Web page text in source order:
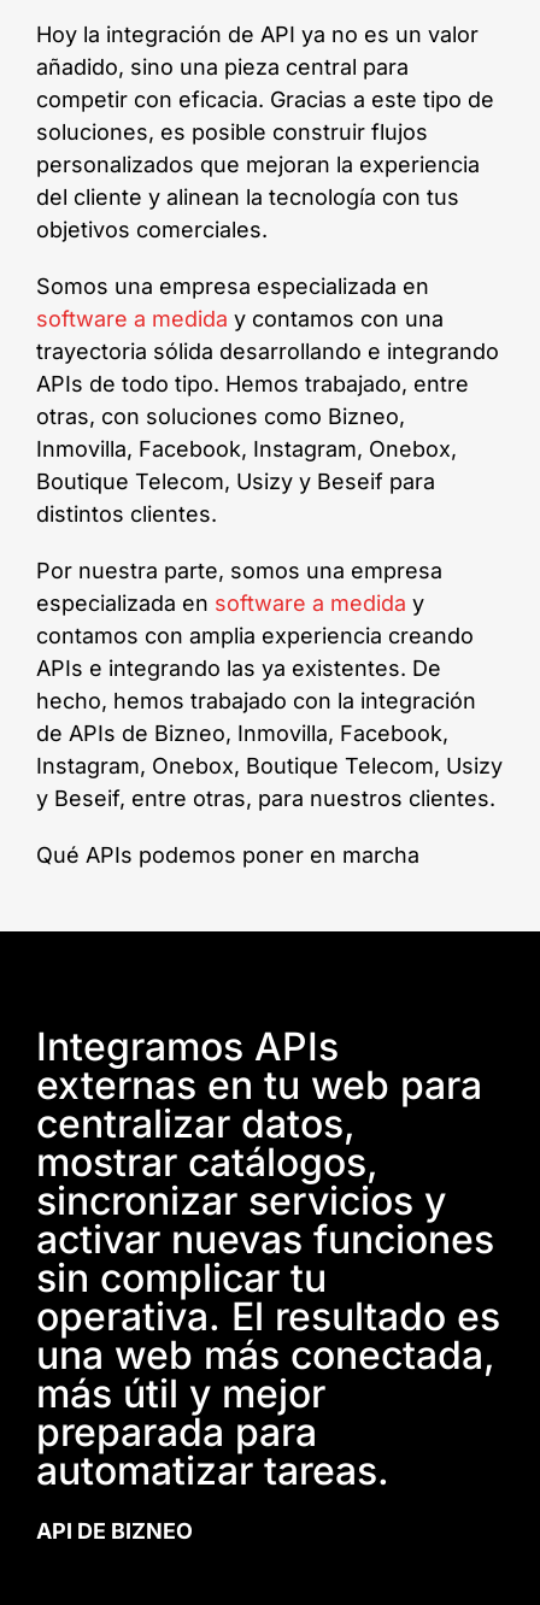
Hoy la integración de API ya no es un valor
añadido, sino una pieza central para
competir con eficacia. Gracias a este tipo de
soluciones, es posible construir flujos
personalizados que mejoran la experiencia
del cliente y alinean la tecnología con tus
objetivos comerciales.
Somos una empresa especializada en
software a medida y contamos con una
trayectoria sólida desarrollando e integrando
APIs de todo tipo. Hemos trabajado, entre
otras, con soluciones como Bizneo,
Inmovilla, Facebook, Instagram, Onebox,
Boutique Telecom, Usizy y Beseif para
distintos clientes.
Por nuestra parte, somos una empresa
especializada en software a medida y
contamos con amplia experiencia creando
APIs e integrando las ya existentes. De
hecho, hemos trabajado con la integración
de APIs de Bizneo, Inmovilla, Facebook,
Instagram, Onebox, Boutique Telecom, Usizy
y Beseif, entre otras, para nuestros clientes.
Qué APIs podemos poner en marcha
Integramos APIs
externas en tu web para
centralizar datos,
mostrar catálogos,
sincronizar servicios y
activar nuevas funciones
sin complicar tu
operativa. El resultado es
una web más conectada,
más útil y mejor
preparada para
automatizar tareas.
API DE BIZNEO